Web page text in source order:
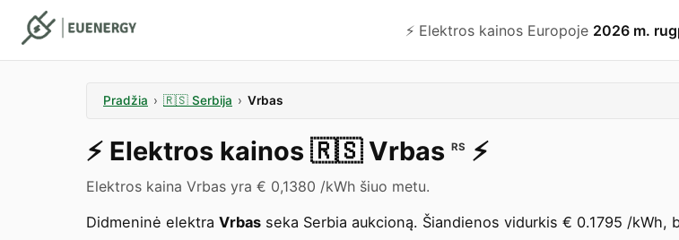
⚡️ Elektros kainos Europoje 2026 m.
Pradžia › 🇷🇸 Serbija › Vrbas
⚡️ Elektros kainos 🇷🇸 Vrbas RS ⚡️
Elektros kaina Vrbas yra € 0,1380 /kWh šiuo metu.
Didmeninė elektra Vrbas seka Serbia aukcioną. Šiandienos vidurkis € 0.1795 /kWh,